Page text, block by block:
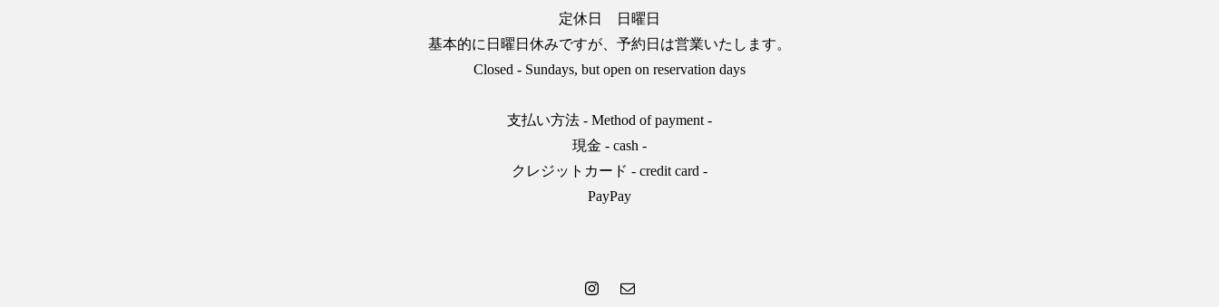
定休日 日曜日
基本的に日曜日休みですが、予約日は営業いたします。
Closed - Sundays, but open on reservation days
支払い方法 - Method of payment -
現金 - cash -
クレジットカード - credit card -
PayPay